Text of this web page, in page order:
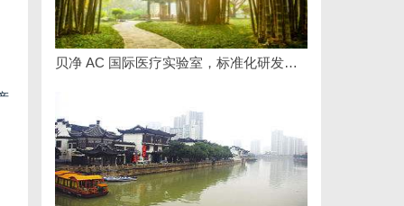
贝净 AC 国际医疗实验室，标准化研发体系全解析